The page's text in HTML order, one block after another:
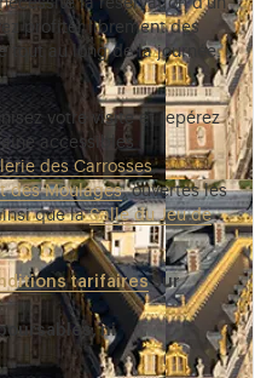
profiter librement des
tout au long de la journée.
votre visite et repérez
accessibles
des Carrosses,
des Moulages, ouvertes les
que laSalle du Jeu de
tarifairessur
ni